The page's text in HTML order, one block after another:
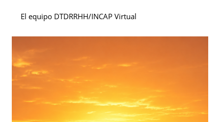
El equipo DTDRRHH/INCAP Virtual